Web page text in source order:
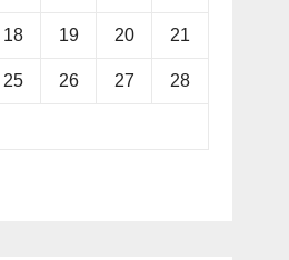
18 19 20 21
25 26 27 28